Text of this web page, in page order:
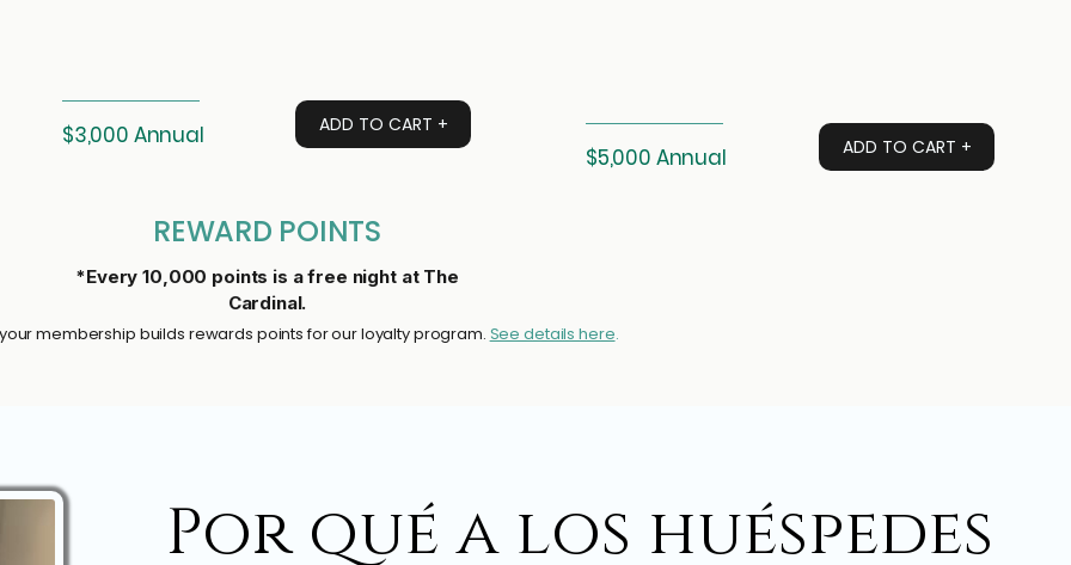
$3,000 Annual ADD TO CART +
$5,000 Annual ADD TO CART +
REWARD POINTS
*Every 10,000 points is a free night at The
Cardinal.
membership builds rewards points for our loyalty program. See details here.
Por qué a los huéspedes